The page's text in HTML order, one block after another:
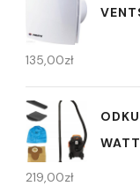
135,00zł
219,00zł